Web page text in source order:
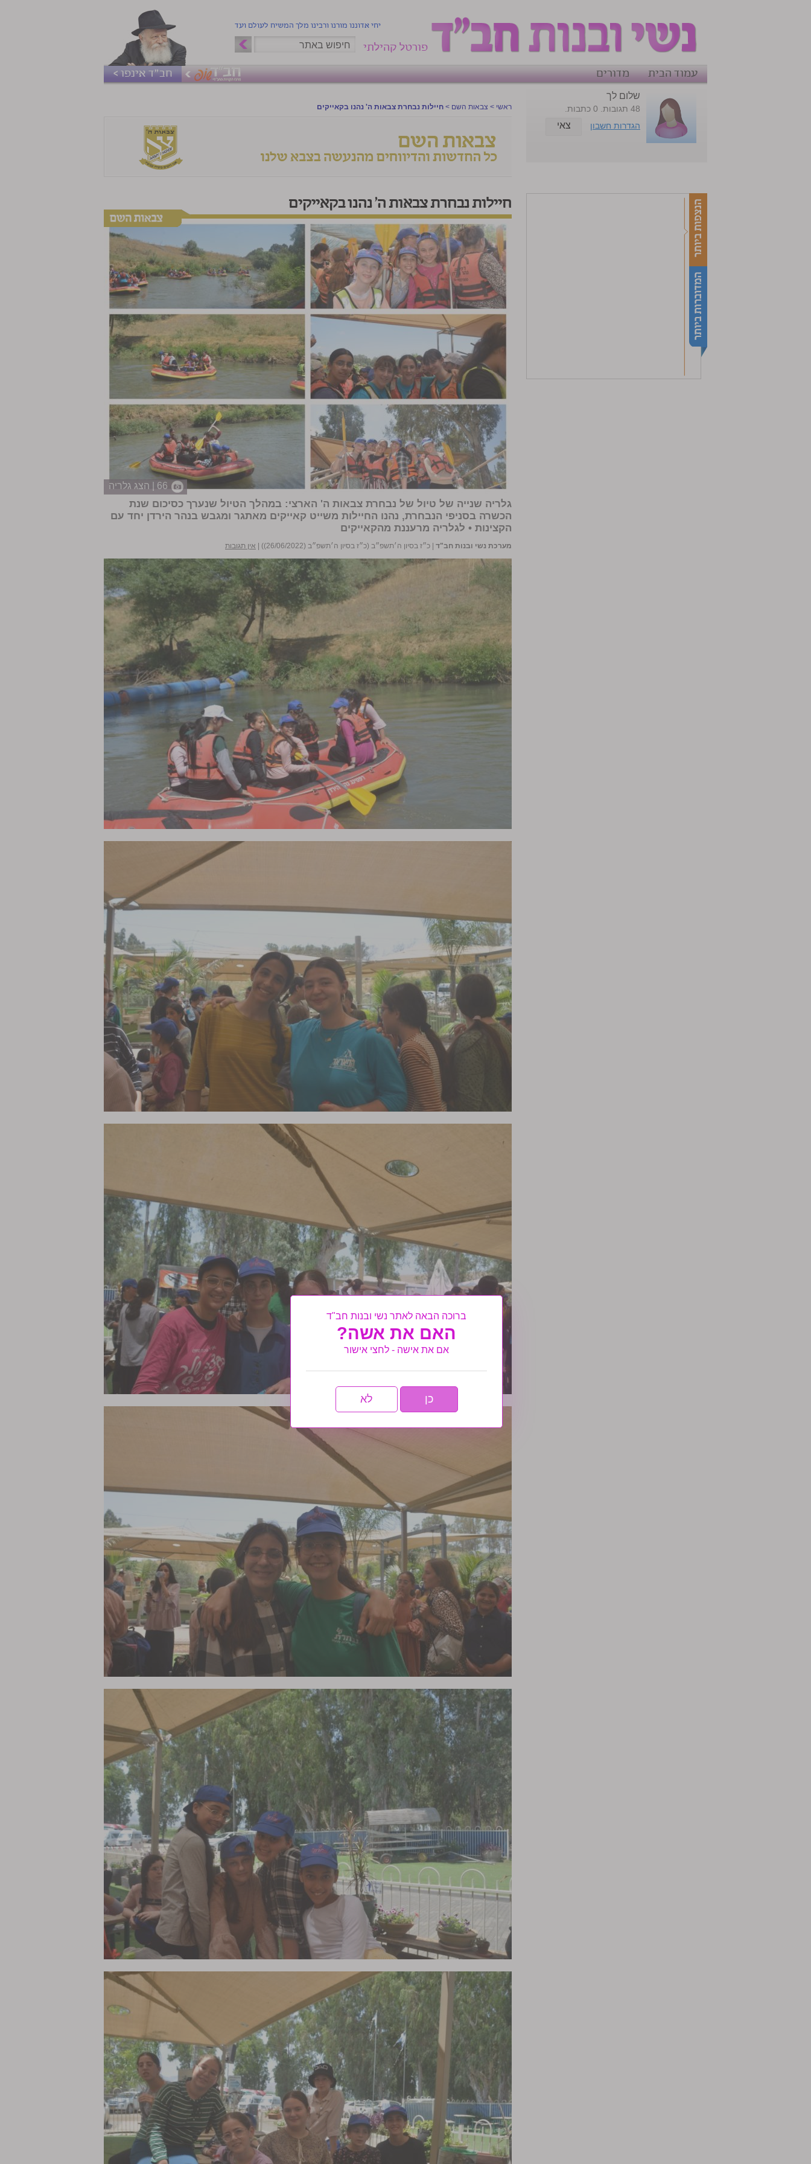
יחי אדוננו מורנו ורבינו מלך המשיח לעולם ועד
פורטל קהילתי
עמוד הבית
מדורים חב"ד אינפו >
ראשי > צבאות השם > חיילות נבחרת צבאות ה' נהנו בקאייקים
חיילות נבחרת צבאות ה' נהנו בקאייקים
66 | הצג גלריה
גלריה שנייה של טיול של נבחרת צבאות ה' הארצי: במהלך הטיול שנערך כסיכום שנת
הכשרה בסניפי הנבחרת, נהנו החיילות משייט קאייקים מאתגר ומגבש בנהר הירדן יחד עם
הקצינות • לגלריה מרעננת מהקאייקים
מערכת נשי ובנות חב"ד כ״ז בסיון ה׳תשפ״ב (כ״ז בסיון ה׳תשפ״ב (26/06/2022)) אין תגובות
שלום לך
48 תגובות. 0 כתבות.
הגדרות חשבון
צאי
ברוכה הבאה לאתר נשי ובנות חב"ד
האם את אשה?
אם את אישה - לחצי אישור
כן לא